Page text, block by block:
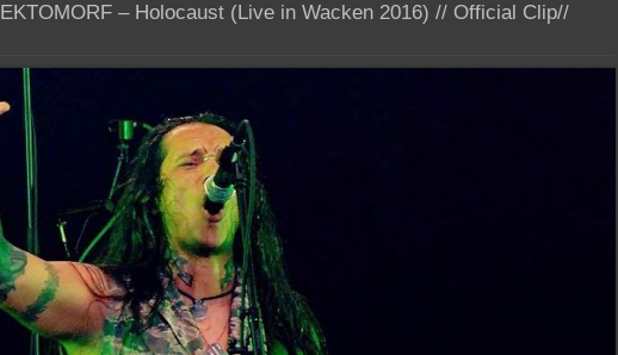
EKTOMORF – Holocaust (Live in Wacken 2016) // Official Clip//